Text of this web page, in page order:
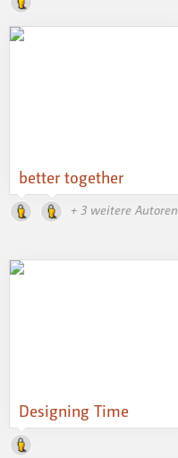
better together
+ 3 weitere Autoren
Designing Time